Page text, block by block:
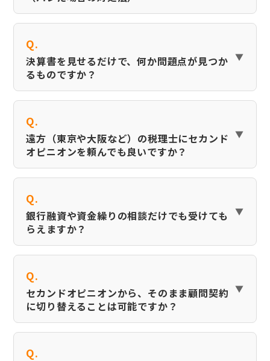
Q.
決算書を見せるだけで、何か問題点が見つか
るものですか？
Q.
遠方（東京や大阪など）の税理士にセカンド
オピニオンを頼んでも良いですか？
Q.
銀行融資や資金繰りの相談だけでも受けても
らえますか？
Q.
セカンドオピニオンから、そのまま顧問契約
に切り替えることは可能ですか？
Q.